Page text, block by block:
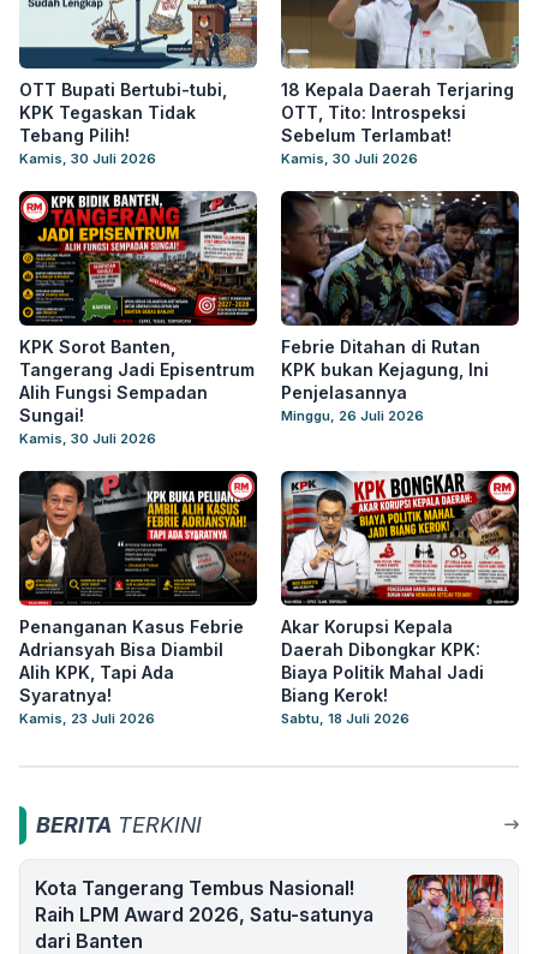
OTT Bupati Bertubi-tubi,
KPK Tegaskan Tidak
Tebang Pilih!
Kamis, 30 Juli 2026
18 Kepala Daerah Terjaring
OTT, Tito: Introspeksi
Sebelum Terlambat!
Kamis, 30 Juli 2026
KPK Sorot Banten,
Tangerang Jadi Episentrum
Alih Fungsi Sempadan
Sungai!
Kamis, 30 Juli 2026
Febrie Ditahan di Rutan
KPK bukan Kejagung, Ini
Penjelasannya
Minggu, 26 Juli 2026
Penanganan Kasus Febrie
Adriansyah Bisa Diambil
Alih KPK, Tapi Ada
Syaratnya!
Kamis, 23 Juli 2026
Akar Korupsi Kepala
Daerah Dibongkar KPK:
Biaya Politik Mahal Jadi
Biang Kerok!
Sabtu, 18 Juli 2026
BERITA TERKINI
Kota Tangerang Tembus Nasional!
Raih LPM Award 2026, Satu-satunya
dari Banten